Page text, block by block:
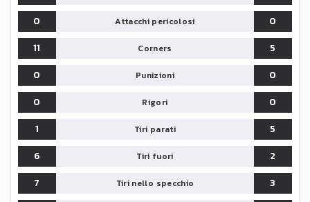
0
Attacchi pericolosi
0
11
Corners
5
0
Punizioni
0
0
Rigori
0
1
Tiri parati
5
6
Tiri fuori
2
7
Tiri nello specchio
3